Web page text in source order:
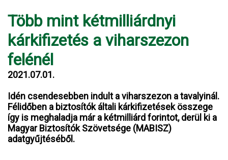
Több mint kétmilliárdnyi
kárkifizetés a viharszezon
felénél
2021.07.01.
Idén csendesebben indult a viharszezon a tavalyinál.
Félidőben a biztosítók általi kárkifizetések összege
így is meghaladja már a kétmilliárd forintot, derül ki a
Magyar Biztosítók Szövetsége (MABISZ)
adatgyűjtéséből.